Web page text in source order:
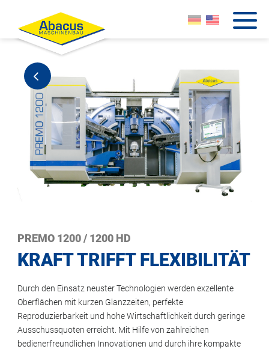
PREMO 1200 / 1200 HD
KRAFT TRIFFT FLEXIBILITÄT
Durch den Einsatz neuster Technologien werden exzellente
Oberflächen mit kurzen Glanzzeiten, perfekte
Reproduzierbarkeit und hohe Wirtschaftlichkeit durch geringe
Ausschussquoten erreicht. Mit Hilfe von zahlreichen
bedienerfreundlichen Innovationen und durch ihre kompakte